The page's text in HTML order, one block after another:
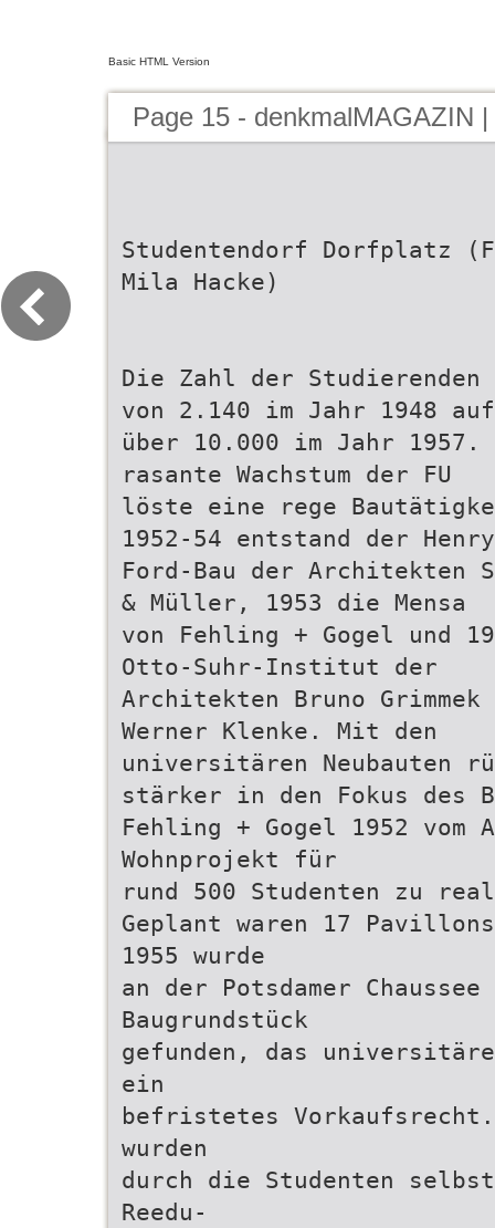
Basic HTML Version
Page 15 - denkmalMAGAZIN
Studentendorf Dorfplatz
Mila Hacke)
Die Zahl der Studierenden
von 2.140 im Jahr 1948 auf
über 10.000 im Jahr 1957.
rasante Wachstum der FU
löste eine rege
1952-54 entstand der
Ford-Bau der Architekten
& Müller, 1953 die Mensa
von Fehling + Gogel und
Otto-Suhr-Institut der
Architekten Bruno Grimmek
Werner Klenke. Mit den
universitären Neubauten
stärker in den Fokus des
Fehling + Gogel 1952 vom
Wohnprojekt für
rund 500 Studenten zu
Geplant waren 17
1955 wurde
an der Potsdamer
Baugrundstück
gefunden, das
ein
befristetes
wurden
durch die Studenten
Reedu-